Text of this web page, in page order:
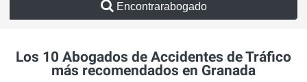
Encontrarabogado
Los 10 Abogados de Accidentes de Tráfico
más recomendados en Granada